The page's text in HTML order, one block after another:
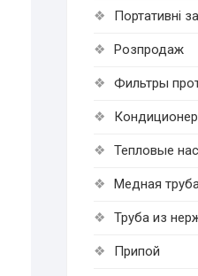
Портативні
Розпродаж
Фильтры
Тепловые
Медная
Труба из
Припой